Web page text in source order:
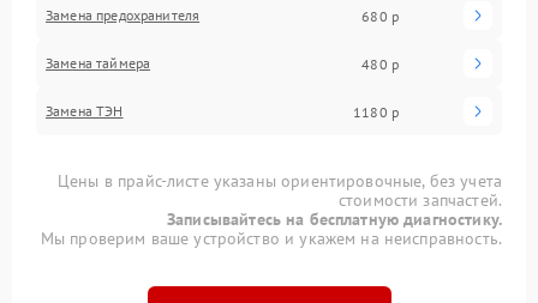
Замена предохранителя 680 р
Замена таймера 480 р
Замена ТЭН 1180 р
Цены в прайс-листе указаны ориентировочные, без учета
стоимости запчастей.
Записывайтесь на бесплатную диагностику.
Мы проверим ваше устройство и укажем на неисправность.